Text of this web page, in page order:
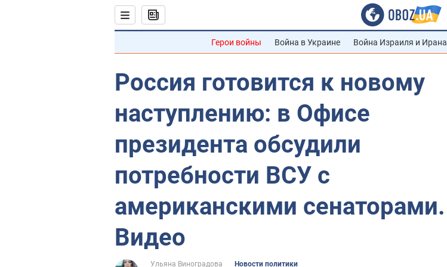
Герои войны Война в Украине Война Израиля и Ирана
Россия готовится к новому
наступлению: в Офисе
президента обсудили
потребности ВСУ с
американскими сенаторами.
Видео
Ульяна Виноградова
Новости политики